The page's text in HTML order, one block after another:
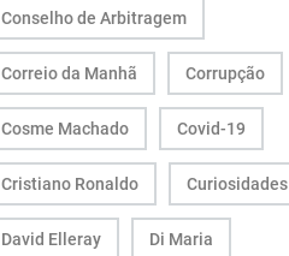
Conselho de Arbitragem
Correio da Manhã Corrupção
Cosme Machado Covid-19
Cristiano Ronaldo Curiosidades
David Elleray Di Maria